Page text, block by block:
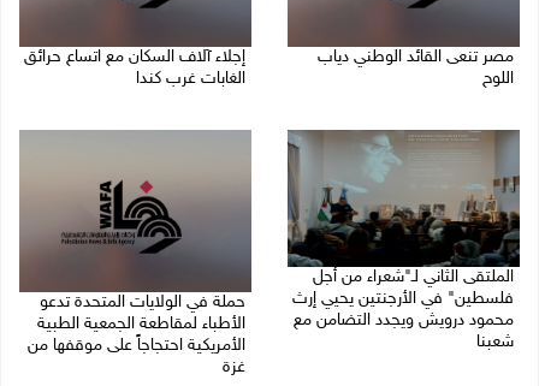
مصر تنعى القائد الوطني دياب
اللوح
إجلاء آلاف السكان مع اتساع حرائق
الغابات غرب كندا
الملتقى الثاني لـ"شعراء من أجل
فلسطين" في الأرجنتين يحيي إرث
محمود درويش ويجدد التضامن مع
شعبنا
حملة في الولايات المتحدة تدعو
الأطباء لمقاطعة الجمعية الطبية
الأمريكية احتجاجاً على موقفها من
غزة